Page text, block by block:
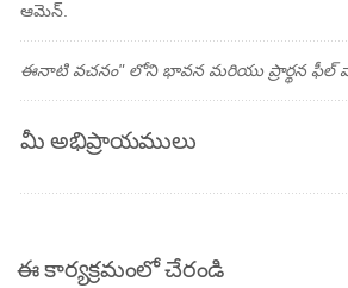
ఆమెన్.
ఈనాటి వచనం" లోని భావన మరియు ప్రార్థన ఫీల్
మీ అభిప్రాయములు
ఈ కార్యక్రమంలో చేరండి